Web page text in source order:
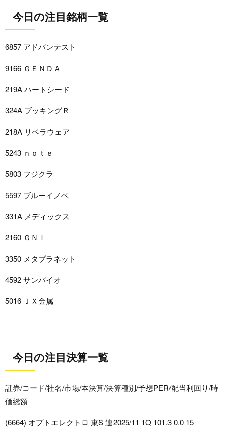
今日の注目銘柄一覧
6857 アドバンテスト
9166 ＧＥＮＤＡ
219A ハートシード
324A ブッキングＲ
218A リベラウェア
5243 ｎｏｔｅ
5803 フジクラ
5597 ブルーイノベ
331A メディックス
2160 ＧＮＩ
3350 メタプラネット
4592 サンバイオ
5016 ＪＸ金属
今日の注目決算一覧
証券/コード/社名/市場/本決算/決算種別/予想PER/配当利回り/時
価総額
(6664) オプトエレクトロ 東S 連2025/11 1Q 101.3 0.0 15